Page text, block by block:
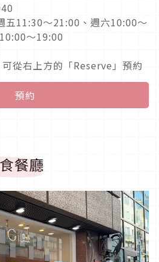
五11:30～21:00、週六10:00～
～19:00
從右上方的「Reserve」預約
預約
餐廳